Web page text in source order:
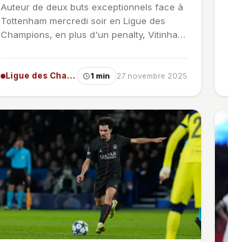
Auteur de deux buts exceptionnels face à
Tottenham mercredi soir en Ligue des
Champions, en plus d'un penalty, Vitinha a
Ligue des Champions 1 min 27 novembre 2025